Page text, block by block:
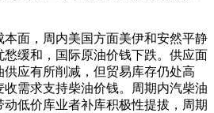
面，周内美国方面美伊和安然平静
缓和，国际原油价钱下跌。供应面
应有所削减，但贸易库存仍处高
需求支持柴油价钱。周期内汽柴油
低价库业者补库积极性提拔，周期